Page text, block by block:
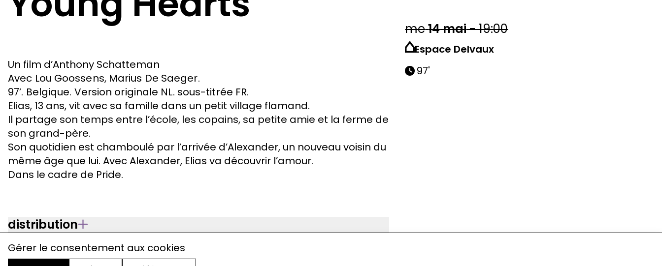
Gérer le consentement aux cookies
Un film d’Anthony Schatteman
Avec Lou Goossens, Marius De Saeger.
97’. Belgique. Version originale NL. sous-titrée FR.
Elias, 13 ans, vit avec sa famille dans un petit village flamand.
Il partage son temps entre l’école, les copains, sa petite amie et la ferme de
son grand-père.
Son quotidien est chamboulé par l’arrivée d’Alexander, un nouveau voisin du
même âge que lui. Avec Alexander, Elias va découvrir l’amour.
Dans le cadre de Pride.
distribution
me14mai-19:00
Espace Delvaux
97'